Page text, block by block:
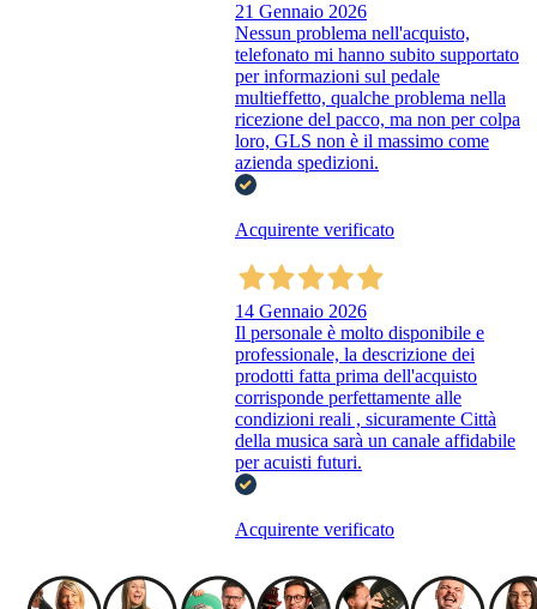
21 Gennaio 2026
Nessun problema nell'acquisto,
telefonato mi hanno subito supportato
per informazioni sul pedale
multieffetto, qualche problema nella
ricezione del pacco, ma non per colpa
loro, GLS non è il massimo come
azienda spedizioni.
Acquirente verificato
14 Gennaio 2026
Il personale è molto disponibile e
professionale, la descrizione dei
prodotti fatta prima dell'acquisto
corrisponde perfettamente alle
condizioni reali , sicuramente Città
della musica sarà un canale affidabile
per acuisti futuri.
Acquirente verificato